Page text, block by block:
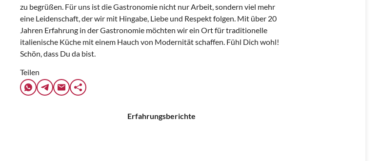
zu begrüßen. Für uns ist die Gastronomie nicht nur Arbeit, sondern viel mehr
eine Leidenschaft, der wir mit Hingabe, Liebe und Respekt folgen. Mit über 20
Jahren Erfahrung in der Gastronomie möchten wir ein Ort für traditionelle
italienische Küche mit einem Hauch von Modernität schaffen. Fühl Dich wohl!
Schön, dass Du da bist.
Teilen
Erfahrungsberichte